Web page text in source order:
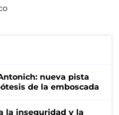
nueva pista
de la emboscada
la inseguridad y la